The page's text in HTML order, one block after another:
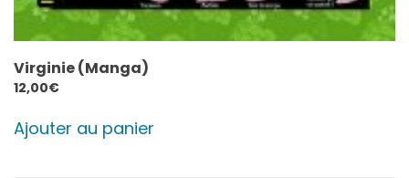
Virginie (Manga)
12,00€
Ajouter au panier